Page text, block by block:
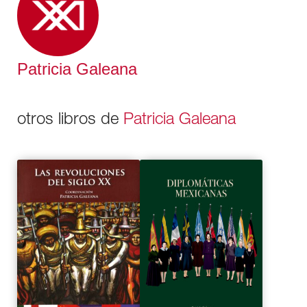
la Independencia de México perdieron la vida
Patricia Galeana
otros libros de Patricia Galeana